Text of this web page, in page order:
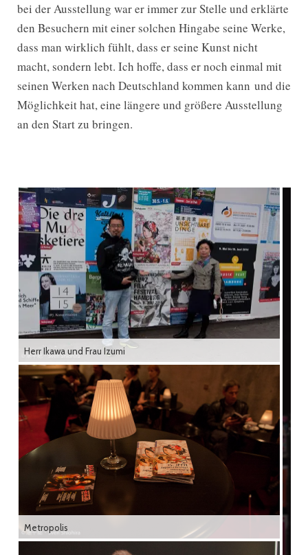
bei der Ausstellung war er immer zur Stelle und erklärte
den Besuchern mit einer solchen Hingabe seine Werke,
dass man wirklich fühlt, dass er seine Kunst nicht
macht, sondern lebt. Ich hoffe, dass er noch einmal mit
seinen Werken nach Deutschland kommen kann und die
Möglichkeit hat, eine längere und größere Ausstellung
an den Start zu bringen.
Herr Ikawa und Frau Izumi
Metropolis